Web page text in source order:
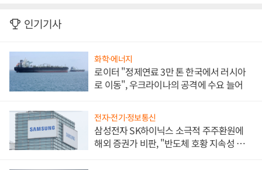
인기기사
화학·에너지
로이터 "정제연료 3만 톤 한국에서 러시아
로 이동", 우크라이나의 공격에 수요 늘어
전자·전기·정보통신
삼성전자 SK하이닉스 소극적 주주환원에
해외 증권가 비판, "반도체 호황 지속성 의